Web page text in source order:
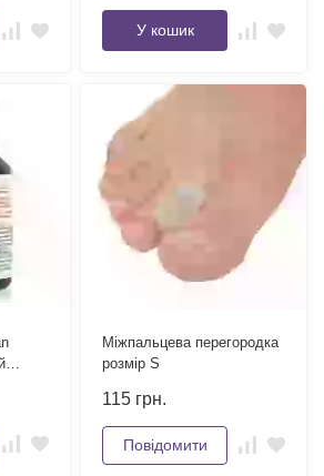
У кошик
Міжпальцева перегородка
розмір S
115 грн.
Повідомити